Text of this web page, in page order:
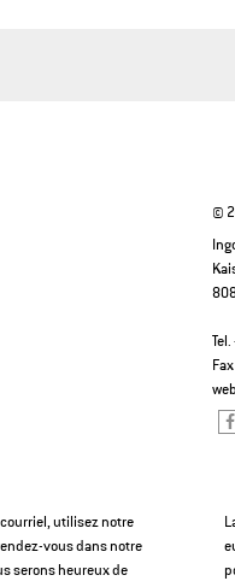
©
utilisez notre
vous dans notre
serons heureux de